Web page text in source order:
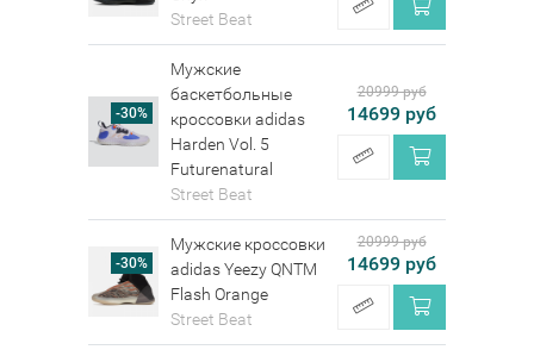
Street Beat
-30%
Мужские
баскетбольные
кроссовки adidas
Harden Vol. 5
Futurenatural
Street Beat
20999 руб
14699 руб
-30%
Мужские кроссовки
adidas Yeezy QNTM
Flash Orange
Street Beat
20999 руб
14699 руб